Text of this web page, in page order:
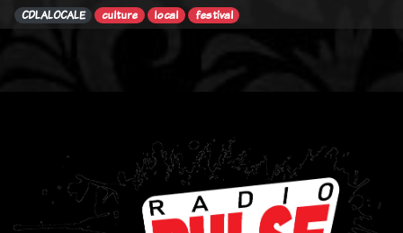
CDLALOCALE culture local festival